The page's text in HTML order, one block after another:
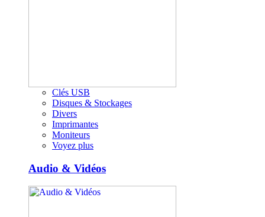
Clés USB
Disques & Stockages
Divers
Imprimantes
Moniteurs
Voyez plus
Audio & Vidéos